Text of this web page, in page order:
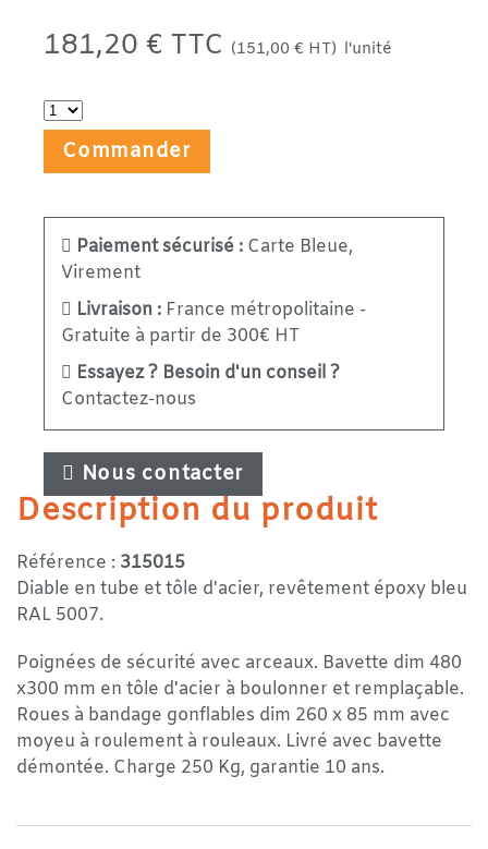
181,20 € TTC (151,00 € HT) l'unité
Commander
Paiement sécurisé : Carte Bleue,
Virement
Livraison : France métropolitaine -
Gratuite à partir de 300€ HT
Essayez ? Besoin d'un conseil ?
Contactez-nous
Nous contacter
Description du produit
Référence : 315015
Diable en tube et tôle d'acier, revêtement époxy bleu
RAL 5007.
Poignées de sécurité avec arceaux. Bavette dim 480
x300 mm en tôle d'acier à boulonner et remplaçable.
Roues à bandage gonflables dim 260 x 85 mm avec
moyeu à roulement à rouleaux. Livré avec bavette
démontée. Charge 250 Kg, garantie 10 ans.